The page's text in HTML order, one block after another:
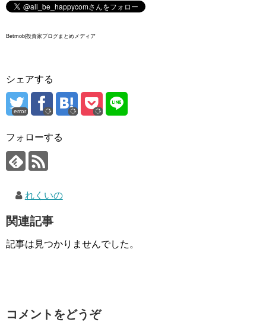
Betmob|投資家ブログまとめメディア
シェアする
error
フォローする
れくいの
関連記事
記事は見つかりませんでした。
コメントをどうぞ